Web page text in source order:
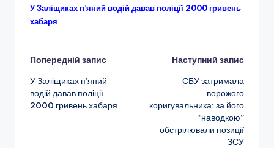
У Заліщиках п’яний водій давав поліції 2000 гривень
хабаря
Навігація
по
запису
Попередній запис
У Заліщиках п’яний
водій давав поліції
2000 гривень хабаря
Наступний запис
СБУ затримала
ворожого
коригувальника: за його
“наводкою”
обстрілювали позиції
ЗСУ